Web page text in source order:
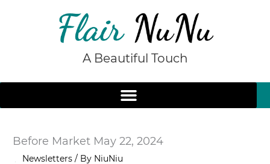
A Beautiful Touch
Before Market May 22, 2024
Newsletters / By NiuNiu